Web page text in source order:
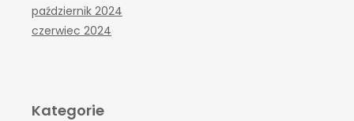
październik 2024
czerwiec 2024
Kategorie